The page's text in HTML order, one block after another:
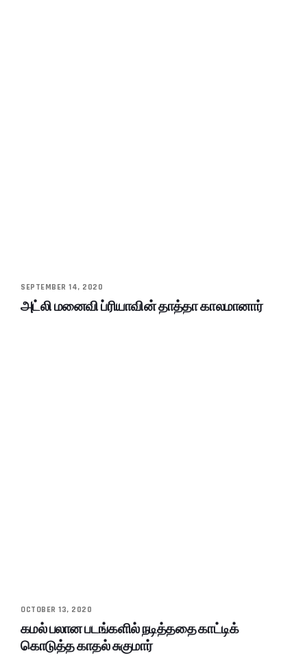
SEPTEMBER 14, 2020
அட்லி மனைவி ப்ரியாவின் தாத்தா காலமானார்
OCTOBER 13, 2020
கமல் பலான படங்களில் நடித்ததை காட்டிக்
கொடுத்த காதல் சுகுமார்